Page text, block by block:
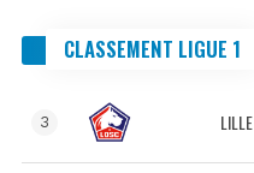
CLASSEMENT LIGUE 1
3 LILLE